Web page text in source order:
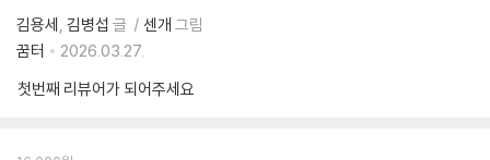
김용세 김병섭 글 센개 그림
꿈터
2026.03.27.
첫번째 리뷰어가 되어주세요